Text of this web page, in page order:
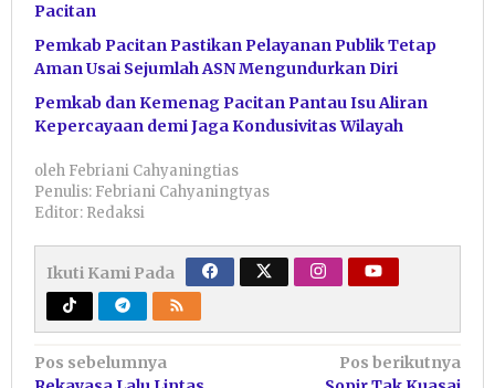
Pacitan
Pemkab Pacitan Pastikan Pelayanan Publik Tetap
Aman Usai Sejumlah ASN Mengundurkan Diri
Pemkab dan Kemenag Pacitan Pantau Isu Aliran
Kepercayaan demi Jaga Kondusivitas Wilayah
oleh Febriani Cahyaningtias
Penulis: Febriani Cahyaningtyas
Editor: Redaksi
Ikuti Kami Pada
Navigasi
Pos sebelumnya
Pos berikutnya